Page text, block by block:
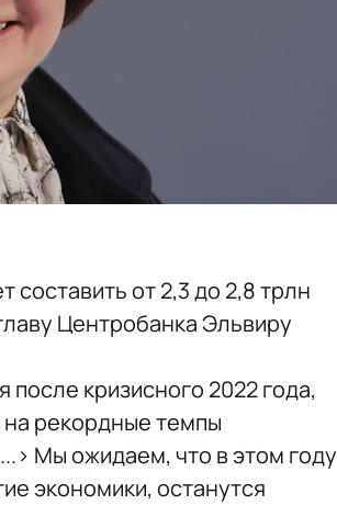
составить от 2,3 до 2,8 трлн
Центробанка Эльвиру
кризисного 2022 года,
рекордные темпы
Мы ожидаем, что в этом году
экономики, останутся